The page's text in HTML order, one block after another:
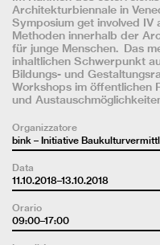
Architekturbiennale in
Symposium get involved IV
Methoden innerhalb der
für junge Menschen. Das
inhaltlichen Schwerpunkt
Bildungs- und
Workshops im öffentlichen
und
Organizzatore
bink – Initiative
Data
11.10.2018–13.10.2018
Orario
09:00–17:00